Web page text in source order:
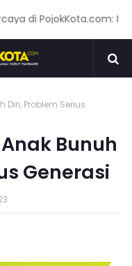
PojokKota.com:
Diri, Problem Serius
Bunuh
Generasi